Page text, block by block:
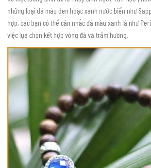
những loại đá màu đen hoặc xanh nước biển như
hợp, các bạn có thể cân nhắc đá màu xanh lá như
việc lựa chọn kết hợp vòng đá và trầm hương.